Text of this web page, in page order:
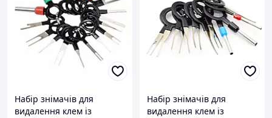
Набір знімачів для
видалення клем із
Набір знімачів для
видалення клем із